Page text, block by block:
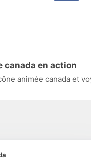
canada en action
animée canada et